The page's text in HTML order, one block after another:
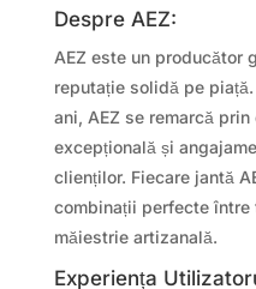
Despre AEZ:
AEZ este un producător
reputație solidă pe
ani, AEZ se remarcă
excepțională și
clienților. Fiecare jantă
combinații perfecte între
măiestrie artizanală.
Experiența